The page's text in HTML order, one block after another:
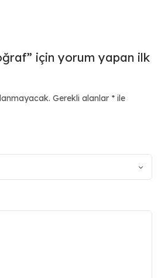
için yorum yapan ilk
Gerekli alanlar * ile